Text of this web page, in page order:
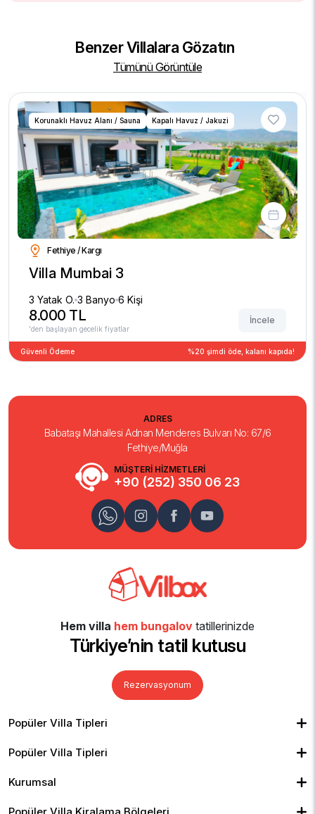
Benzer Villalara Gözatın
Tümünü Görüntüle
Korunaklı Havuz Alanı / Sauna Kapalı Havuz / Jakuzi
Fethiye / Kargı
Villa Mumbai 3
3 Yatak O. 3 Banyo 6 Kişi
8.000 TL
'den başlayan gecelik fiyatlar
İncele
Güvenli Ödeme %20 şimdi öde, kalanı kapıda!
MÜŞTERİ HİZMETLERİ
+90 (252) 350 06 23
ADRES
Babataşı Mahallesi Adnan Menderes Bulvarı No: 67/6
Fethiye/Muğla
Hem villa hem bungalov tatillerinizde
Türkiye’nin tatil kutusu
Rezervasyonum
Popüler Villa Tipleri
Kiralık Bungalov
Kapalı Havuzlu Villalar
Geniş Ailelere Uygun Villalar
Popüler Villa Tipleri
Denize Yakın Villalar
Merkeze Yakın Villalar
Kurumsal
Yorumlar